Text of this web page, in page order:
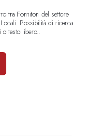
tra Fornitori del settore
Possibilità di ricerca
o testo libero..